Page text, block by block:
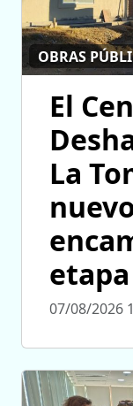
OBRAS
El
La
07/08/2026